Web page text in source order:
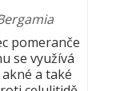
pomeranče
se využívá
a také